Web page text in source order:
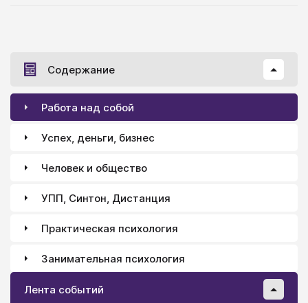
Содержание
Работа над собой
Успех, деньги, бизнес
Человек и общество
УПП, Синтон, Дистанция
Практическая психология
Занимательная психология
Лента событий